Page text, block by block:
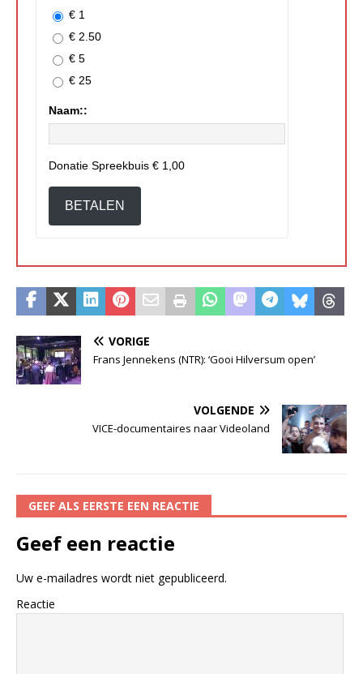
€ 1
€ 2.50
€ 5
€ 25
Naam::
Donatie Spreekbuis € 1,00
BETALEN
VORIGE
Frans Jennekens (NTR): ‘Gooi Hilversum open’
VOLGENDE
VICE-documentaires naar Videoland
GEEF ALS EERSTE EEN REACTIE
Geef een reactie
Uw e-mailadres wordt niet gepubliceerd.
Reactie